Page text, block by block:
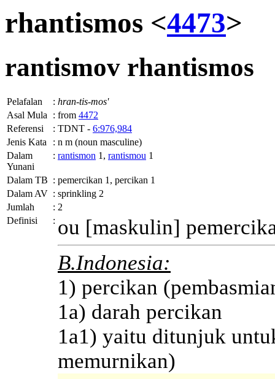
rhantismos <4473>
rantismov rhantismos
Pelafalan : hran-tis-mos'
Asal Mula
: from 4472
Referensi
: TDNT - 6:976,984
Jenis Kata
: n m (noun masculine)
Dalam
Yunani
: rantismon 1, rantismou 1
Dalam TB : pemercikan 1, percikan 1
Dalam AV : sprinkling 2
Jumlah
: 2
Definisi
: ou [maskulin]
B.Indonesia:
1) percikan
1a) darah percikan
1a1) yaitu ditunjuk
memurnikan)